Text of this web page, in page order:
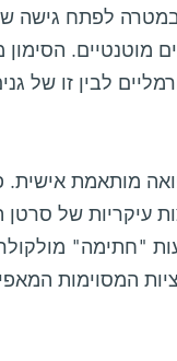
במטרה לפתח גישה
מוטנטיים.
לבין זו של
מותאמת אישית.
עיקריות של
"חתימה"
המסוימות